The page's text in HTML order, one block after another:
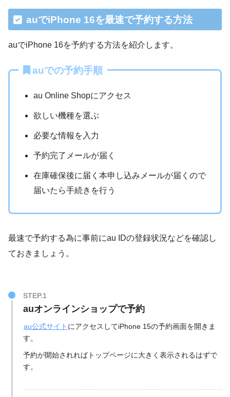
auでiPhone 16を最速で予約する方法
auでiPhone 16を予約する方法を紹介します。
auでの予約手順
au Online Shopにアクセス
欲しい機種を選ぶ
必要な情報を入力
予約完了メールが届く
在庫確保後に届く本申し込みメールが届くので
届いたら手続きを行う
最速で予約する為に事前にau IDの登録状況などを確認し
ておきましょう。
STEP.1
auオンラインショップで予約
au公式サイト にアクセスしてiPhone 15の予約画面を開きま
す。
予約が開始されればトップページに大きく表示されるはずで
す。